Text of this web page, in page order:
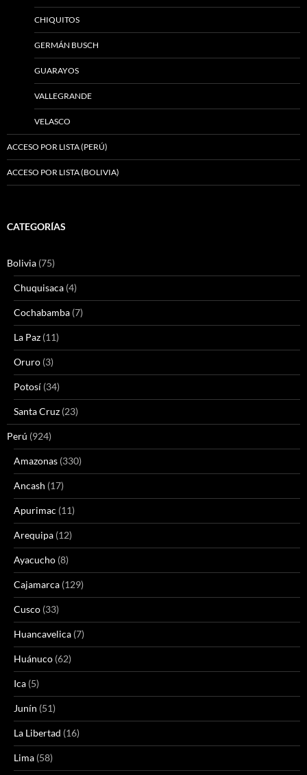
CHIQUITOS
GERMÁN BUSCH
GUARAYOS
VALLEGRANDE
VELASCO
ACCESO POR LISTA (PERÚ)
ACCESO POR LISTA (BOLIVIA)
CATEGORÍAS
Bolivia (75)
Chuquisaca (4)
Cochabamba (7)
La Paz (11)
Oruro (3)
Potosí (34)
Santa Cruz (23)
Perú (924)
Amazonas (330)
Ancash (17)
Apurimac (11)
Arequipa (12)
Ayacucho (8)
Cajamarca (129)
Cusco (33)
Huancavelica (7)
Huánuco (62)
Ica (5)
Junín (51)
La Libertad (16)
Lima (58)